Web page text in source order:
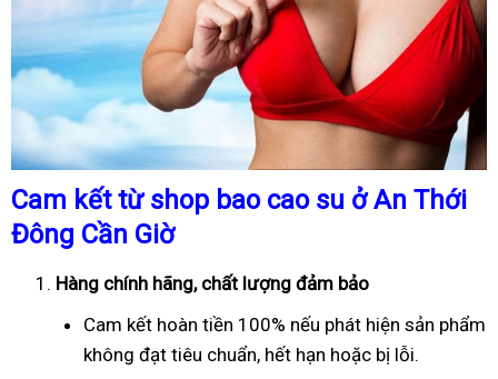
Cam kết từ shop bao cao su ở An Thới
Đông Cần Giờ
Hàng chính hãng, chất lượng đảm bảo
Cam kết hoàn tiền 100% nếu phát hiện sản phẩm
không đạt tiêu chuẩn, hết hạn hoặc bị lỗi.